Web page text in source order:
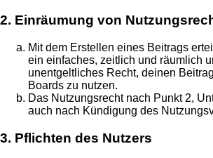
2. Einräumung von
Mit dem Erstellen eines Beitrags
ein einfaches, zeitlich und räumlich
unentgeltliches Recht, deinen
Boards zu nutzen.
Das Nutzungsrecht nach Punkt 2,
auch nach Kündigung des
3. Pflichten des Nutzers